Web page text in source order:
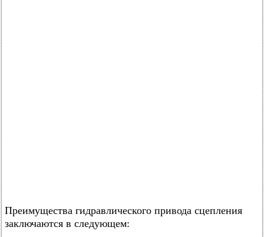
Преимущества гидравлического привода сцепления
заключаются в следующем: